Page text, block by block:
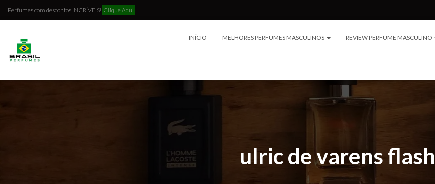
Perfumes com descontos INCRÍVEIS! Clique Aqui
INÍCIO MELHORES PERFUMES MASCULINOS REVIEW PERFUME MASCULINO
ulric de varens flash